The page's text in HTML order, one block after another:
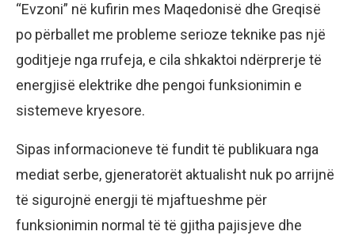
“Evzoni” në kufirin mes Maqedonisë dhe Greqisë
po përballet me probleme serioze teknike pas një
goditjeje nga rrufeja, e cila shkaktoi ndërprerje të
energjisë elektrike dhe pengoi funksionimin e
sistemeve kryesore.
Sipas informacioneve të fundit të publikuara nga
mediat serbe, gjeneratorët aktualisht nuk po arrijnë
të sigurojnë energji të mjaftueshme për
funksionimin normal të të gjitha pajisjeve dhe